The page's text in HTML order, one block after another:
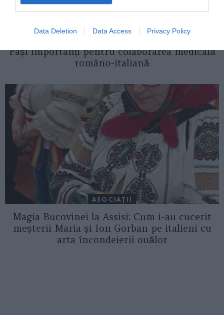
Data Deletion Data Access Privacy Policy
ITALIA
Pași importanți pentru colaborarea medicală
româno-italiană
ASOCIAŢII
Magia Bucovinei la Assisi: Cum i-au cucerit
meșterii Maria și Ion Gorban pe italieni cu
arta încondeierii ouălor